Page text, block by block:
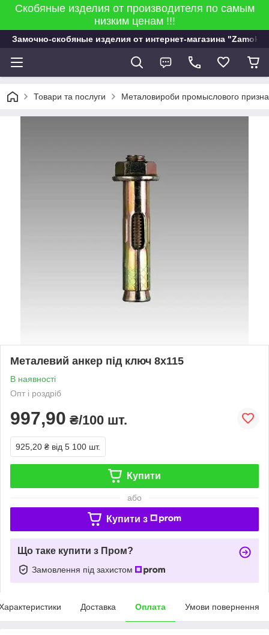
Скобяные изделия от производителя по самым
низким ценам !!!
Замочно-скобяные изделия от интернет-магазина "Zamok
Товари та послуги Металовироби промыслового
Металевий анкер під ключ 8x115
В наявності
Опт і роздріб
997,90 ₴/100 шт.
925,20 ₴ від 5 100 шт.
Купити
або
Купити з
Що таке купити з Пром?
Замовлення під захистом
Доставка Оплата Умови повернення